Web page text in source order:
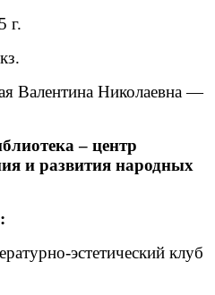
г.
Валентина Николаевна —
– центр
и развития народных
эстетический клуб